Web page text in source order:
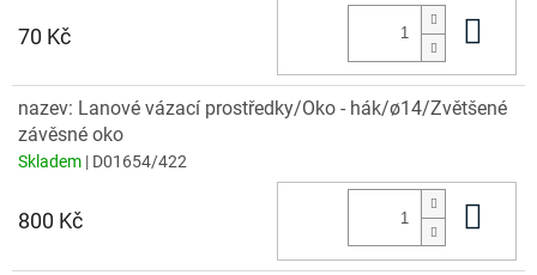
70 Kč
nazev: Lanové vázací prostředky/Oko - hák/ø14/Zvětšené
závěsné oko
Skladem | D01654/422
800 Kč